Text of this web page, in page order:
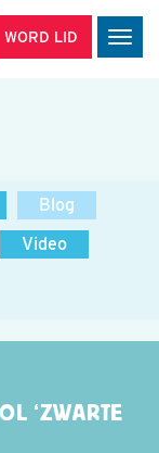
WORD LID
Blog
Video
‘ZWARTE